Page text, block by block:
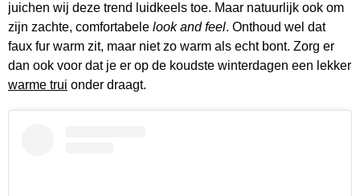
juichen wij deze trend luidkeels toe. Maar natuurlijk ook om
zijn zachte, comfortabele look and feel. Onthoud wel dat
faux fur warm zit, maar niet zo warm als echt bont. Zorg er
dan ook voor dat je er op de koudste winterdagen een lekker
warme trui onder draagt.